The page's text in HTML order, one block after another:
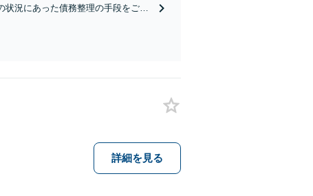
状況にあった債務整理の手段をご提
詳細を見る